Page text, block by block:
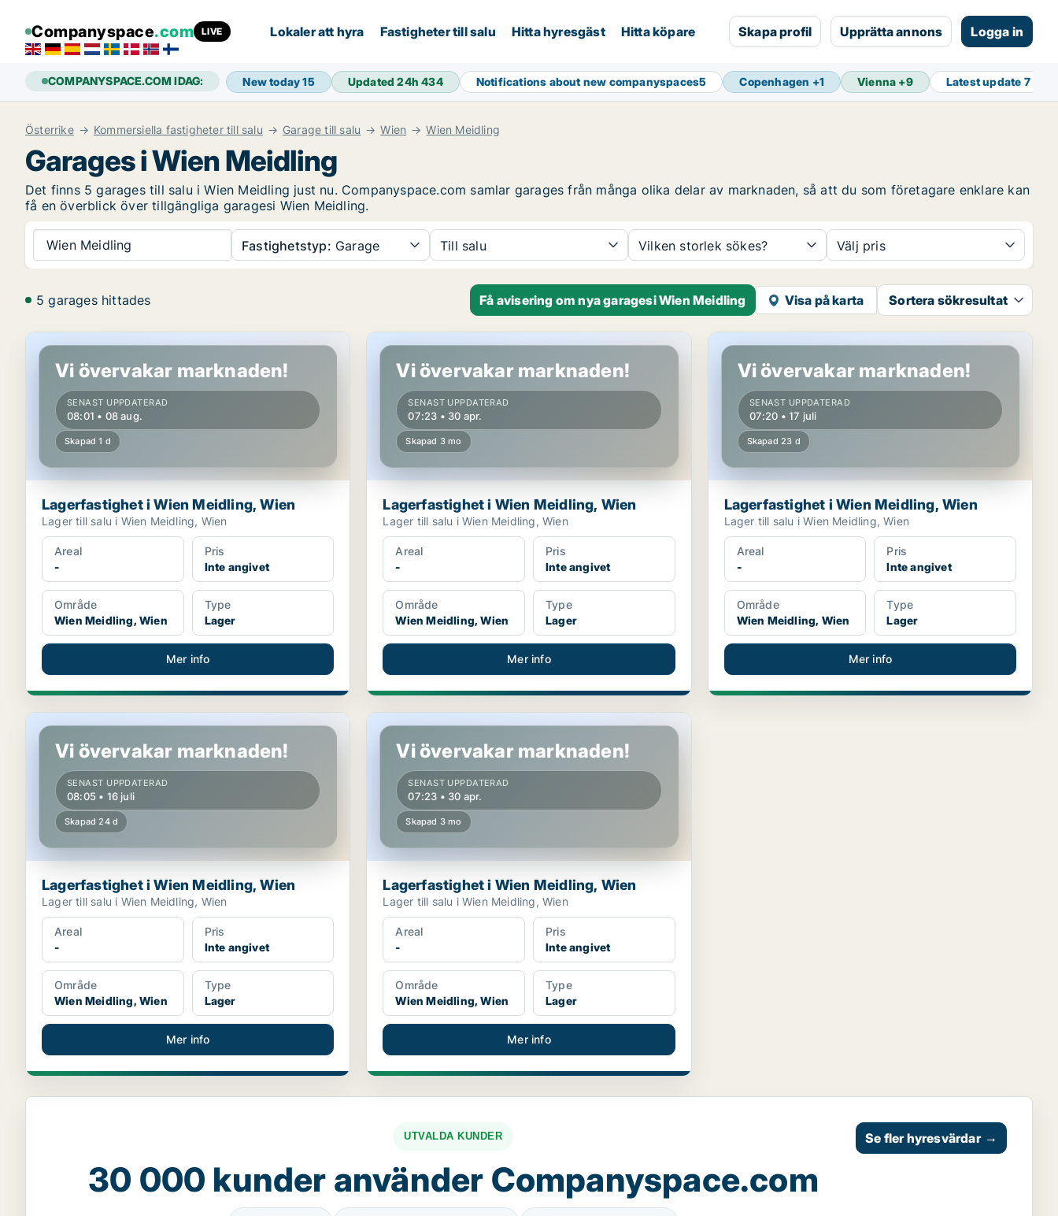
Companyspace.com LIVE Lokaler att hyra Fastigheter till salu Hitta hyresgäst Hitta köpare Skapa profil Upprätta annons Logga in
COMPANYSPACE.COM IDAG: New today15 Updated 24h434 Notifications about new companyspaces5 Copenhagen +1 Vienna +9 Latest update 7 min
Österrike Kommersiella fastigheter till salu Garage till salu Wien Wien Meidling
Garages i Wien Meidling
Det finns 5 garages till salu i Wien Meidling just nu. Companyspace.com samlar garages från många olika delar av marknaden, så att du som företagare enklare kan
få en överblick över tillgängliga garagesi Wien Meidling.
Wien Meidling Fastighetstyp: Garage Till salu Vilken storlek sökes? Välj pris
5 garages hittades Få avisering om nya garagesi Wien Meidling Visa på karta Sortera sökresultat
Lagerfastighet i Wien Meidling, Wien
Vi övervakar marknaden!
SENAST UPPDATERAD
08:01 • 08 aug.
Skapad 1 d
Lagerfastighet i Wien Meidling, Wien
Lager till salu i Wien Meidling, Wien
Areal
-
Pris
Inte angivet
Område
Wien Meidling, Wien
Type
Lager
Mer info
Lagerfastighet i Wien Meidling, Wien
Vi övervakar marknaden!
SENAST UPPDATERAD
07:23 • 30 apr.
Skapad 3 mo
Lagerfastighet i Wien Meidling, Wien
Lager till salu i Wien Meidling, Wien
Areal
-
Pris
Inte angivet
Område
Wien Meidling, Wien
Type
Lager
Mer info
Lagerfastighet i Wien Meidling, Wien
Vi övervakar marknaden!
SENAST UPPDATERAD
07:20 • 17 juli
Skapad 23 d
Lagerfastighet i Wien Meidling, Wien
Lager till salu i Wien Meidling, Wien
Areal
-
Pris
Inte angivet
Område
Wien Meidling, Wien
Type
Lager
Mer info
Lagerfastighet i Wien Meidling, Wien
Vi övervakar marknaden!
SENAST UPPDATERAD
08:05 • 16 juli
Skapad 24 d
Lagerfastighet i Wien Meidling, Wien
Lager till salu i Wien Meidling, Wien
Areal
-
Pris
Inte angivet
Område
Wien Meidling, Wien
Type
Lager
Mer info
Lagerfastighet i Wien Meidling, Wien
Vi övervakar marknaden!
SENAST UPPDATERAD
07:23 • 30 apr.
Skapad 3 mo
Lagerfastighet i Wien Meidling, Wien
Lager till salu i Wien Meidling, Wien
Areal
-
Pris
Inte angivet
Område
Wien Meidling, Wien
Type
Lager
Mer info
UTVALDA KUNDER
30 000 kunder använder Companyspace.com
Se fler hyresvärdar →